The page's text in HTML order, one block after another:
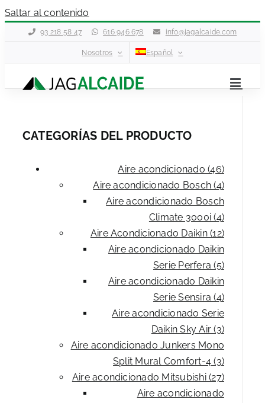
Saltar al contenido
93 218 58 47 616 946 678 info@jagalcaide.com
Nosotros Español
CATEGORÍAS DEL PRODUCTO
Aire acondicionado (46)
Aire acondicionado Bosch (4)
Aire acondicionado Bosch
Climate 3000i (4)
Aire Acondicionado Daikin (12)
Aire acondicionado Daikin
Serie Perfera (5)
Aire acondicionado Daikin
Serie Sensira (4)
Aire acondicionado Serie
Daikin Sky Air (3)
Aire acondicionado Junkers Mono
Split Mural Comfort-4 (3)
Aire acondicionado Mitsubishi (27)
Aire acondicionado